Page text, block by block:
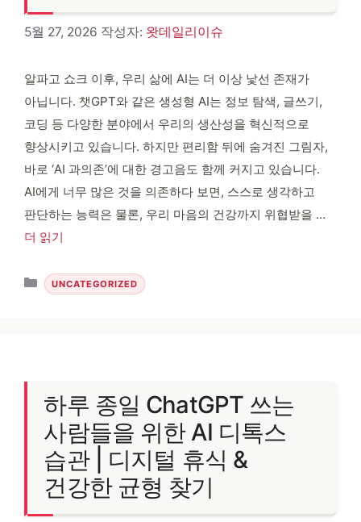
5월 27, 2026 작성자: 왓데일리이슈
알파고 쇼크 이후, 우리 삶에 AI는 더 이상 낯선 존재가
아닙니다. 챗GPT와 같은 생성형 AI는 정보 탐색, 글쓰기,
코딩 등 다양한 분야에서 우리의 생산성을 혁신적으로
향상시키고 있습니다. 하지만 편리함 뒤에 숨겨진 그림자,
바로 ‘AI 과의존’에 대한 경고음도 함께 커지고 있습니다.
AI에게 너무 많은 것을 의존하다 보면, 스스로 생각하고
판단하는 능력은 물론, 우리 마음의 건강까지 위협받을 …
더 읽기
카테고리
UNCATEGORIZED
하루 종일 ChatGPT 쓰는
사람들을 위한 AI 디톡스
습관 | 디지털 휴식 &
건강한 균형 찾기